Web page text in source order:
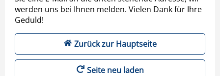
werden uns bei Ihnen melden. Vielen Dank für Ihre
Geduld!
Zurück zur Hauptseite
Seite neu laden